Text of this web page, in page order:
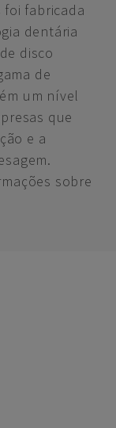
foi fabricada
dentária
disco
de
um nível
que
e a
sobre